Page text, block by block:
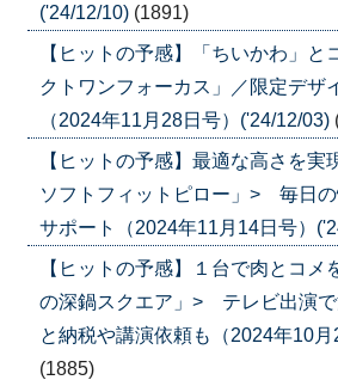
('24/12/10) (1891)
【ヒットの予感】「ちいかわ」と
クトワンフォーカス」／限定デザ
（2024年11月28日号）('24/12/03)
【ヒットの予感】最適な高さを
ソフトフィットピロー」> 毎日
サポート（2024年11月14日号）
【ヒットの予感】１台で肉とコ
の深鍋スクエア」> テレビ出演で
と納税や講演依頼も（2024年10
(1885)